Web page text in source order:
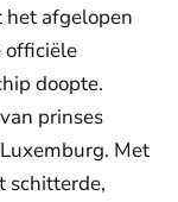
afgelopen
officiële
doopte.
prinses
Met
schitterde,